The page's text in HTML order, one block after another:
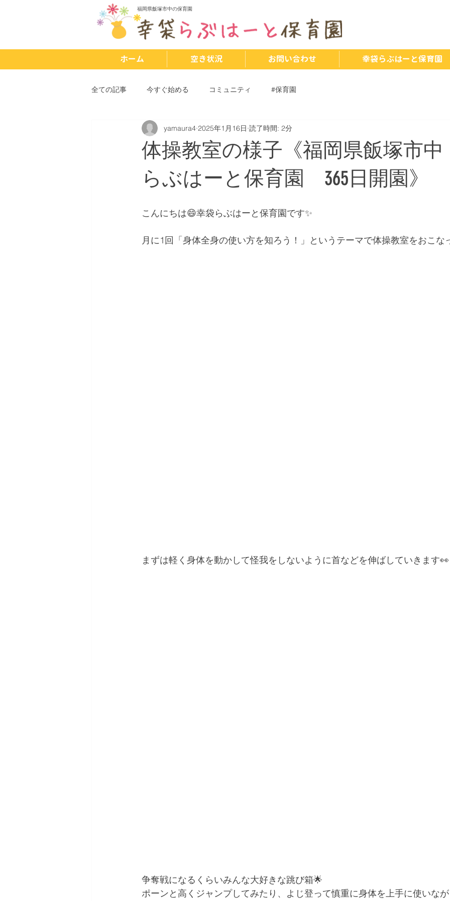
福岡県飯塚市中の保育園
ホーム 空き状況 お問い合わせ 幸袋らぶはーと保育園
全ての記事 今すぐ始める コミュニティ #保育園
体操教室の様子《福岡県飯塚市
らぶはーと保育園 365日開園》
yamaura4 2025年1月16日 読了時間: 2分
こんにちは😄幸袋らぶはーと保育園です✨
月に1回「身体全身の使い方を知ろう！」というテーマで体操教室をおこな
まずは軽く身体を動かして怪我をしないように首などを伸ばしていきます👀
争奪戦になるくらいみんな大好きな跳び箱🌟
ポーンと高くジャンプしてみたり、よじ登って慎重に身体を上手に使いなが